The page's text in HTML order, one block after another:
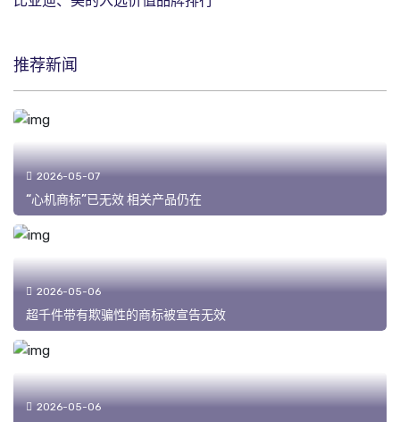
推荐新闻
2026-05-07
“心机商标”已无效 相关产品仍在
2026-05-06
超千件带有欺骗性的商标被宣告无效
2026-05-06